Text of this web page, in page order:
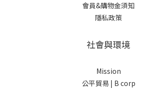
會員&購物金須知
隱私政策
社會與環境
Mission
公平貿易 | B corp